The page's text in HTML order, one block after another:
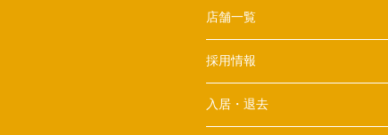
店舗一覧
採用情報
入居・退去